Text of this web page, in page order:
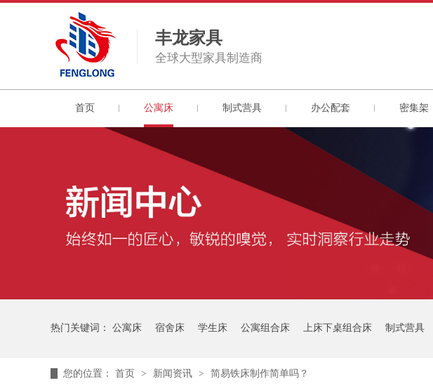
丰龙家具
全球大型家具制造商
首页 公寓床 制式营具 办公配套 密集架
热门关键词： 公寓床 宿舍床 学生床 公寓组合床 上床下桌组合床 制式营具
您的位置： 首页 > 新闻资讯 > 简易铁床制作简单吗？